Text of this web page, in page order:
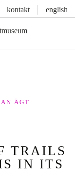
kontakt english
ÄGT
TRAILS
IN ITS